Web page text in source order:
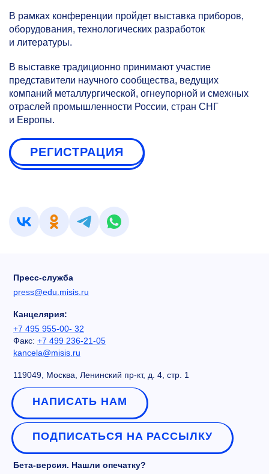
В рамках конференции пройдет выставка приборов,
оборудования, технологических разработок
и литературы.
В выставке традиционно принимают участие
представители научного сообщества, ведущих
компаний металлургической, огнеупорной и смежных
отраслей промышленности России, стран СНГ
и Европы.
РЕГИСТРАЦИЯ
Пресс-служба
press@edu.misis.ru
Канцелярия:
+7 495 955-00- 32
Факс: +7 499 236-21-05
kancela@misis.ru
119049, Москва, Ленинский пр-кт, д. 4, стр. 1
НАПИСАТЬ НАМ
ПОДПИСАТЬСЯ НА РАССЫЛКУ
Бета-версия. Нашли опечатку?